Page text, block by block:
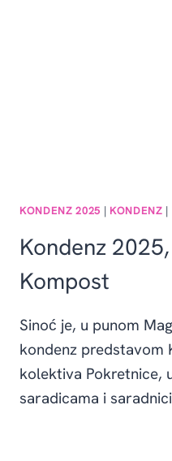
KONDENZ 2025 | KONDENZ |
Kondenz
Kompost
Sinoć je, u punom
kondenz predstavom
kolektiva Pokretnice,
saradicama i